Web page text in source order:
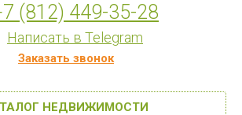
(812) 449-35-28
Написать в Telegram
Заказать звонок
НЕДВИЖИМОСТИ